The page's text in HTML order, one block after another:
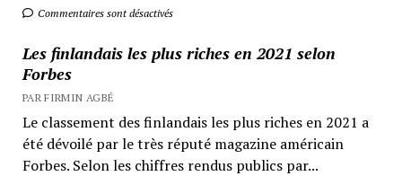
Commentaires sont désactivés
Les finlandais les plus riches en 2021 selon
Forbes
PAR FIRMIN AGBÉ
Le classement des finlandais les plus riches en 2021 a
été dévoilé par le très réputé magazine américain
Forbes. Selon les chiffres rendus publics par...